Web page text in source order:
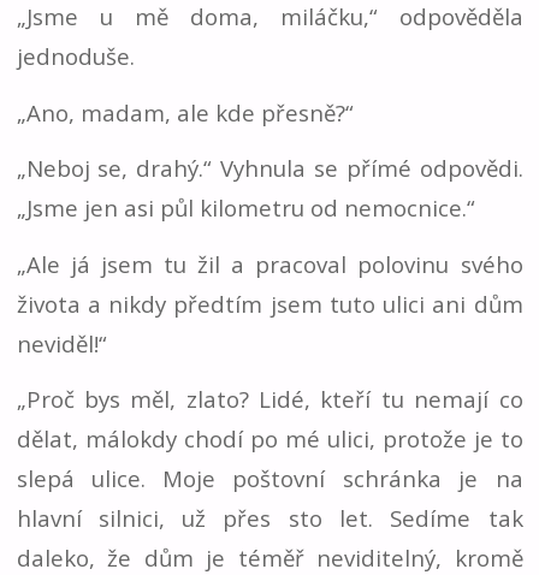
„Jsme u mě doma, miláčku,“ odpověděla
jednoduše.
„Ano, madam, ale kde přesně?“
„Neboj se, drahý.“ Vyhnula se přímé odpovědi.
„Jsme jen asi půl kilometru od nemocnice.“
„Ale já jsem tu žil a pracoval polovinu svého
života a nikdy předtím jsem tuto ulici ani dům
neviděl!“
„Proč bys měl, zlato? Lidé, kteří tu nemají co
dělat, málokdy chodí po mé ulici, protože je to
slepá ulice. Moje poštovní schránka je na
hlavní silnici, už přes sto let. Sedíme tak
daleko, že dům je téměř neviditelný, kromě